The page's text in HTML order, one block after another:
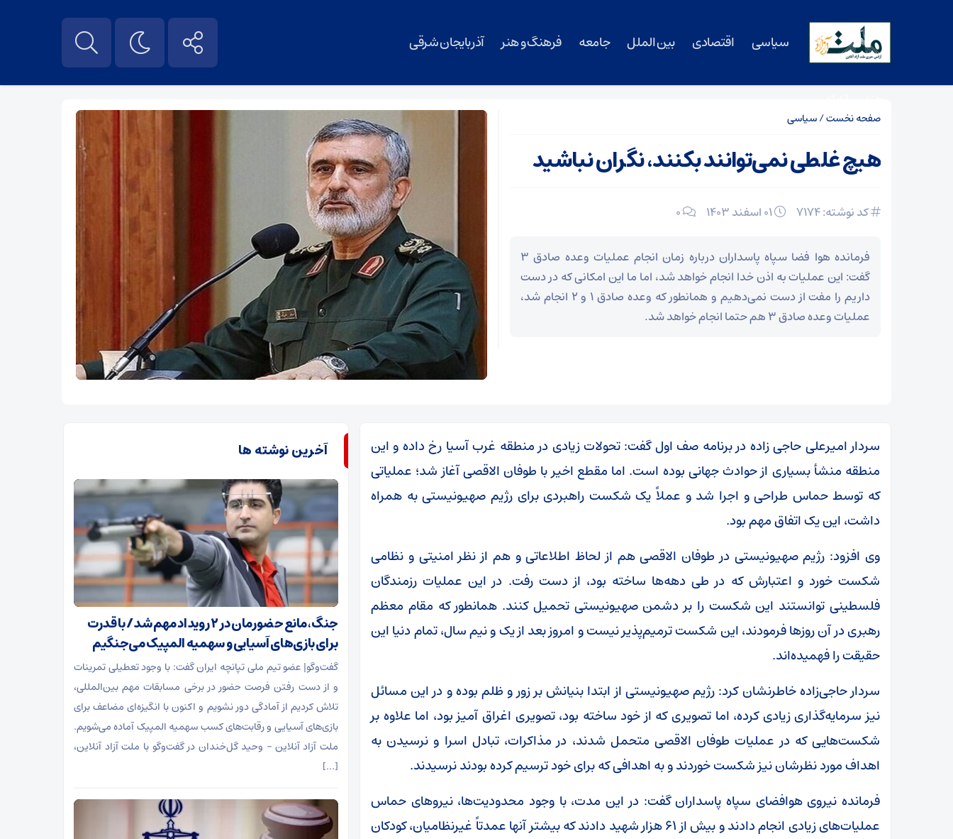
سیاسی اقتصادی بین الملل جامعه فرهنگ و هنر آذربایجان شرقی
صفحه نخست/سیاسی
هیچ غلطی نمی‌توانند بکنند، نگران نباشید
کد نوشته: 7174 0
فرمانده هوا فضا سپاه پاسداران درباره زمان انجام عملیات وعده صادق ۳
گفت: این عملیات به اذن خدا انجام خواهد شد، اما ما این امکانی که در دست
داریم را مفت از دست نمی‌دهیم و همانطور که وعده صادق ۱ و ۲ انجام شد،
عملیات وعده صادق ۳ هم حتما انجام خواهد شد.
سردار امیرعلی حاجی زاده در برنامه صف اول گفت: تحولات زیادی در منطقه غرب آسیا رخ داده و این
منطقه منشأ بسیاری از حوادث جهانی بوده است. اما مقطع اخیر با طوفان الاقصی آغاز شد؛ عملیاتی
که توسط حماس طراحی و اجرا شد و عملاً یک شکست راهبردی برای رژیم صهیونیستی به همراه
داشت، این یک اتفاق مهم بود.
وی افزود: رژیم صهیونیستی در طوفان الاقصی هم از لحاظ اطلاعاتی و هم از نظر امنیتی و نظامی
شکست خورد و اعتبارش که در طی دهه‌ها ساخته بود، از دست رفت. در این عملیات رزمندگان
فلسطینی توانستند این شکست را بر دشمن صهیونیستی تحمیل کنند. همانطور که مقام معظم
رهبری در آن روز‌ها فرمودند، این شکست ترمیم‌پذیر نیست و امروز بعد از یک و نیم سال، تمام دنیا این
حقیقت را فهمیده‌اند.
سردار حاجی‌زاده خاطرنشان کرد: رژیم صهیونیستی از ابتدا بنیانش بر زور و ظلم بوده و در این مسائل
نیز سرمایه‌گذاری زیادی کرده، اما تصویری که از خود ساخته بود، تصویری اغراق آمیز بود، اما علاوه بر
شکست‌هایی که در عملیات طوفان الاقصی متحمل شدند، در مذاکرات، تبادل اسرا و نرسیدن به
اهداف مورد نظرشان نیز شکست خوردند و به اهدافی که برای خود ترسیم کرده بودند نرسیدند.
فرمانده نیروی هوافضای سپاه پاسداران گفت: در این مدت، با وجود محدودیت‌ها، نیرو‌های حماس
عملیات‌های زیادی انجام دادند و بیش از ۶۱ هزار شهید دادند که بیشتر آنها عمدتاً غیرنظامیان، کودکان
آخرین نوشته ها
جنگ، مانع حضورمان در ۲ رویداد مهم شد/ با قدرت
برای بازی‌های آسیایی و سهمیه المپیک می‌جنگیم
گفت‌و‌گو| عضو تیم ملی تپانچه ایران گفت: با وجود تعطیلی تمرینات
و از دست رفتن فرصت حضور در برخی مسابقات مهم بین‌المللی،
تلاش کردیم از آمادگی دور نشویم و اکنون با انگیزه‌ای مضاعف برای
بازی‌های آسیایی و رقابت‌های کسب سهمیه المپیک آماده می‌شویم.
ملت آزاد آنلاین – وحید گل‌خندان در گفت‌و‌گو با ملت آزاد آنلاین،
[…]